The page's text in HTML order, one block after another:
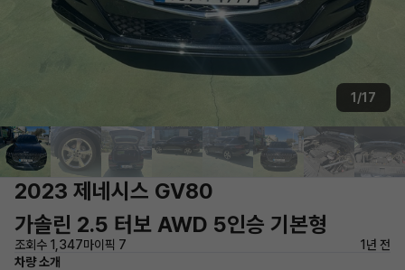
1/17
2023 제네시스 GV80
가솔린 2.5 터보 AWD 5인승 기본형
조회수 1,347마이픽 7
1년 전
차량 소개